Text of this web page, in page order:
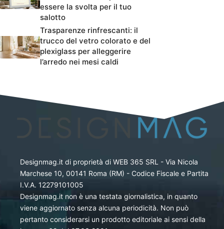
essere la svolta per il tuo
salotto
Trasparenze rinfrescanti: il
trucco del vetro colorato e del
plexiglass per alleggerire
l’arredo nei mesi caldi
Designmag.it di proprietà di WEB 365 SRL - Via Nicola
Marchese 10, 00141 Roma (RM) - Codice Fiscale e Partita
I.V.A. 12279101005
Designmag.it non è una testata giornalistica, in quanto
viene aggiornato senza alcuna periodicità. Non può
pertanto considerarsi un prodotto editoriale ai sensi della